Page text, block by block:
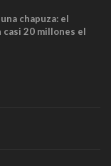
una chapuza: el
20 millones el
no cabían por los